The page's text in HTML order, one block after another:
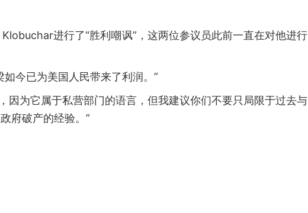
进行了“胜利嘲讽”，这两位参议员此前一直在对他进行
今已为美国人民带来了利润。”
因为它属于私营部门的语言，但我建议你们不要只局限于过去与
府破产的经验。”